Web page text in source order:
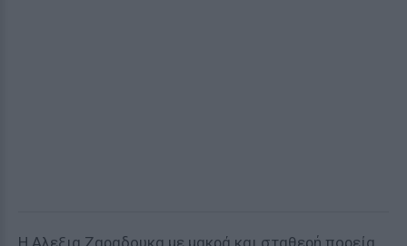
H Αλεξια Ζαραδουκα με μακρά και σταθερή πορεία